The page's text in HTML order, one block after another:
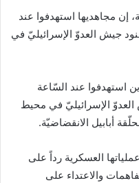
إن مجاهديها استهدفوا عند
وجنود جيش العدوّ الإسرائيليّ في
أن المجاهدين استهدفوا عند السّاعة
العدوّ الإسرائيليّ في محيط
أبابيل الانقضاضيّة.
العسكرية رداً على
والاعتداء على